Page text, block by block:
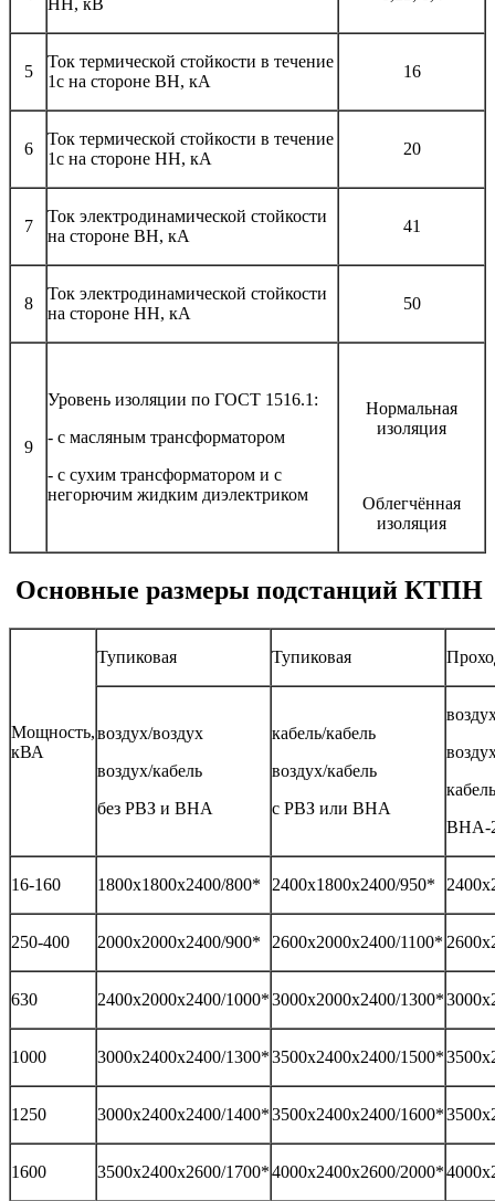
НН, кВ
5
Ток термической стойкости в течение
1с на стороне ВН, кА
16
6
Ток термической стойкости в течение
1с на стороне НН, кА
20
7
Ток электродинамической стойкости
на стороне ВН, кА
41
8
Ток электродинамической стойкости
на стороне НН, кА
50
9
Уровень изоляции по ГОСТ 1516.1:
- с масляным трансформатором
- с сухим трансформатором и с
негорючим жидким диэлектриком
Нормальная
изоляция
Облегчённая
изоляция
Основные размеры подстанций КТПН
Мощность,
кВА
Тупиковая Тупиковая
воздух/воздух
воздух/кабель
без РВЗ и ВНА
кабель/кабель
воздух/кабель
с РВЗ или ВНА
ВНА-
16-160 1800х1800х2400/800* 2400х1800х2400/950*
250-400 2000х2000х2400/900* 2600х2000х2400/1100*
630 2400х2000х2400/1000*3000х2000х2400/1300*
1000 3000х2400х2400/1300*3500х2400х2400/1500*
1250 3000х2400х2400/1400*3500х2400х2400/1600*
1600 3500х2400х2600/1700*4000х2400х2600/2000*